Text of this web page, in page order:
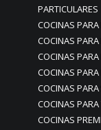
PARTICULARES
COCINAS PARA
COCINAS PARA
COCINAS
COCINAS
COCINAS
COCINAS
COCINAS